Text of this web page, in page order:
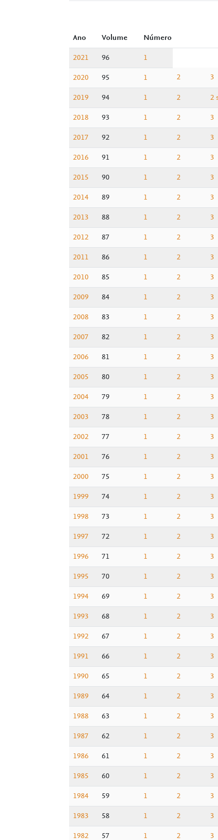
Ano Volume Número
2021 96 1
2020 95 1 2 3
2019 94 1 2 2
2018 93 1 2 3
2017 92 1 2 3
2016 91 1 2 3
2015 90 1 2 3
2014 89 1 2 3
2013 88 1 2 3
2012 87 1 2 3
2011 86 1 2 3
2010 85 1 2 3
2009 84 1 2 3
2008 83 1 2 3
2007 82 1 2 3
2006 81 1 2 3
2005 80 1 2 3
2004 79 1 2 3
2003 78 1 2 3
2002 77 1 2 3
2001 76 1 2 3
2000 75 1 2 3
1999 74 1 2 3
1998 73 1 2 3
1997 72 1 2 3
1996 71 1 2 3
1995 70 1 2 3
1994 69 1 2 3
1993 68 1 2 3
1992 67 1 2 3
1991 66 1 2 3
1990 65 1 2 3
1989 64 1 2 3
1988 63 1 2 3
1987 62 1 2 3
1986 61 1 2 3
1985 60 1 2 3
1984 59 1 2 3
1983 58 1 2 3
1982 57 1 2 3